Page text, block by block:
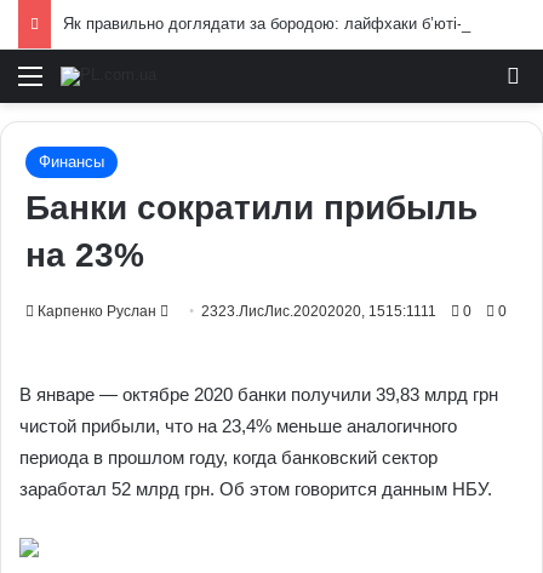
Меню
Финансы
Банки сократили прибыль
на 23%
Карпенко Руслан
Send2323.ЛисЛис.20202020, 1515:1111 0 0
В январе — октябре 2020 банки получили 39,83 млрд грн
чистой прибыли, что на 23,4% меньше аналогичного
периода в прошлом году, когда банковский сектор
заработал 52 млрд грн. Об этом говорится данным НБУ.